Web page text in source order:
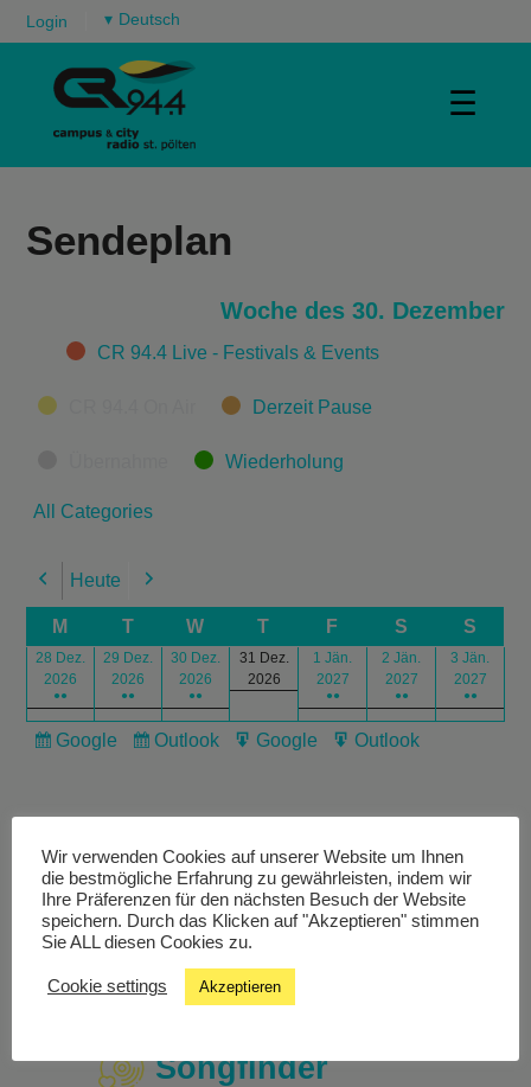
Login ▾
☰
Sendeplan
Woche des 30. Dezember
CategoriesCR 94.4 Live - Festivals & Events
Derzeit Pause
Wiederholung
All Categories
Previous
Heute Next
M T W T F S S
28 Dez.
2026
●●
29 Dez.
2026
●●
30 Dez.
2026
●●
31 Dez.
2026
1 Jän.
2027
●●
2 Jän.
2027
●●
3 Jän.
2027
●●
Subscribe
Google
Subscribe
Outlook
Export
Google
Export
Outlook
Livestream
Studiochat
Songfinder
Wir verwenden Cookies auf unserer Website um Ihnen
die bestmögliche Erfahrung zu gewährleisten, indem wir
Ihre Präferenzen für den nächsten Besuch der Website
speichern. Durch das Klicken auf "Akzeptieren" stimmen
Sie ALL diesen Cookies zu.
Cookie settings Akzeptieren